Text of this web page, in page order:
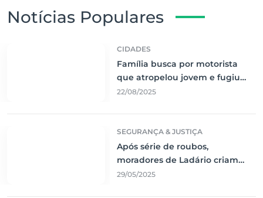
Notícias Populares
CIDADES
Família busca por motorista
que atropelou jovem e fugiu
sem prestar socorro
22/08/2025
SEGURANÇA & JUSTIÇA
Após série de roubos,
moradores de Ladário criam
rede de segurança comunitária
29/05/2025